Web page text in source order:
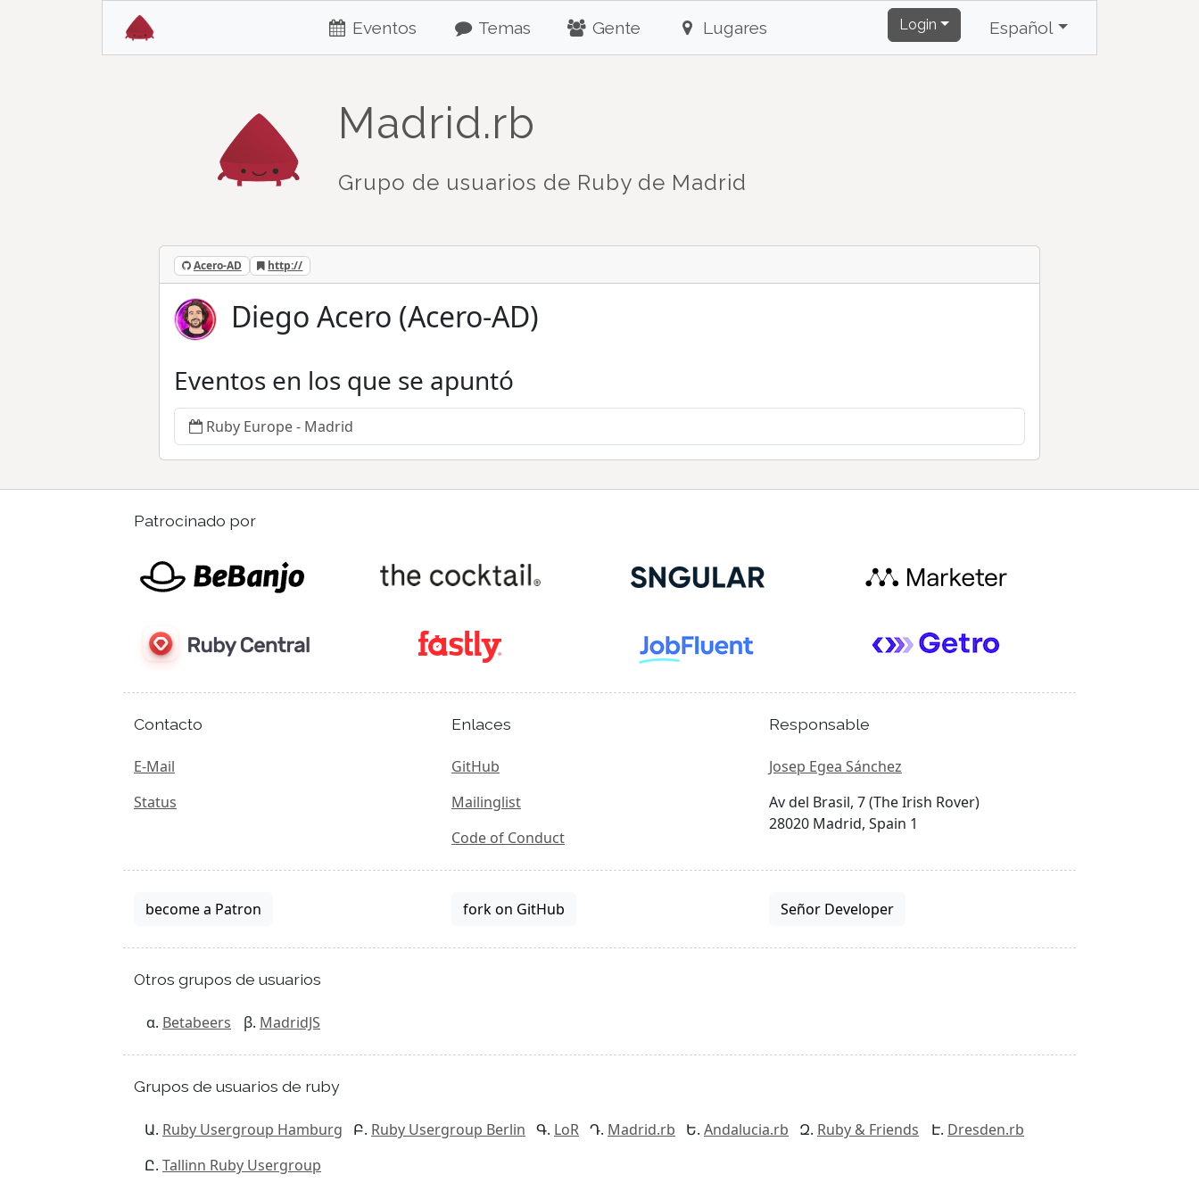
Eventos Temas Gente Lugares Login Español
Madrid.rb
Grupo de usuarios de Ruby de Madrid
Acero-AD http://
Diego Acero (Acero-AD)
Eventos en los que se apuntó
Ruby Europe - Madrid
Patrocinado por
Contacto
E-Mail
Status
Enlaces
GitHub
Mailinglist
Code of Conduct
Responsable
Josep Egea Sánchez
Av del Brasil, 7 (The Irish Rover)
28020 Madrid, Spain 1
become a Patron fork on GitHub Señor Developer
Otros grupos de usuarios
Betabeers MadridJS
Grupos de usuarios de ruby
Ruby Usergroup Hamburg Ruby Usergroup Berlin LoR Madrid.rb Andalucia.rb Ruby & Friends
Dresden.rb
Tallinn Ruby Usergroup